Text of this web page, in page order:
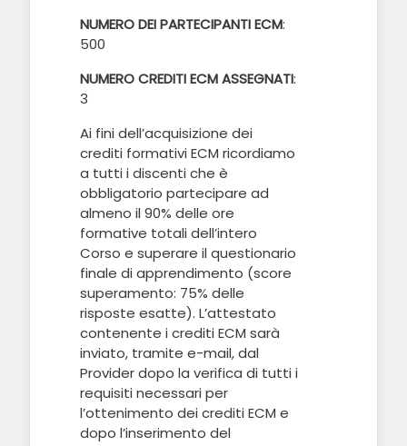
NUMERO DEI PARTECIPANTI ECM:
500
NUMERO CREDITI ECM ASSEGNATI:
3
Ai fini dell’acquisizione dei
crediti formativi ECM ricordiamo
a tutti i discenti che è
obbligatorio partecipare ad
almeno il 90% delle ore
formative totali dell’intero
Corso e superare il questionario
finale di apprendimento (score
superamento: 75% delle
risposte esatte). L’attestato
contenente i crediti ECM sarà
inviato, tramite e-mail, dal
Provider dopo la verifica di tutti i
requisiti necessari per
l’ottenimento dei crediti ECM e
dopo l’inserimento del